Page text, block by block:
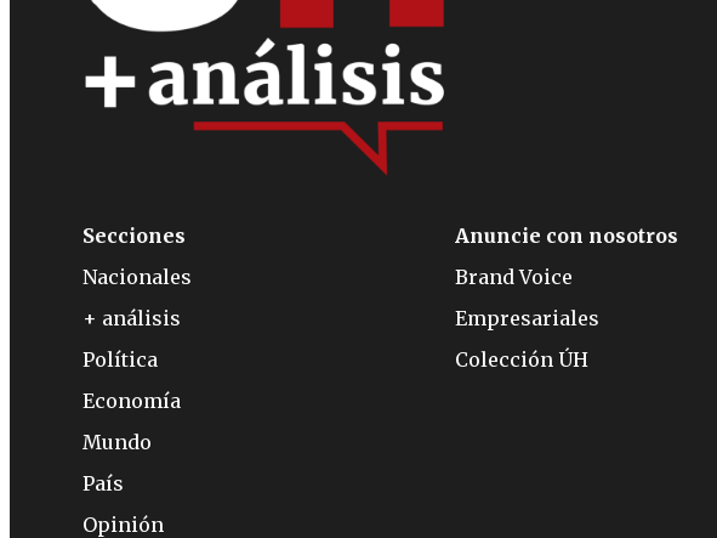
Secciones
Nacionales
+ análisis
Política
Economía
Mundo
País
Opinión
Anuncie con nosotros
Brand Voice
Empresariales
Colección ÚH